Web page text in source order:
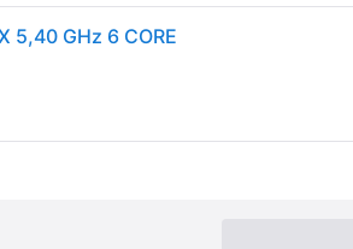
5,40 GHz 6 CORE